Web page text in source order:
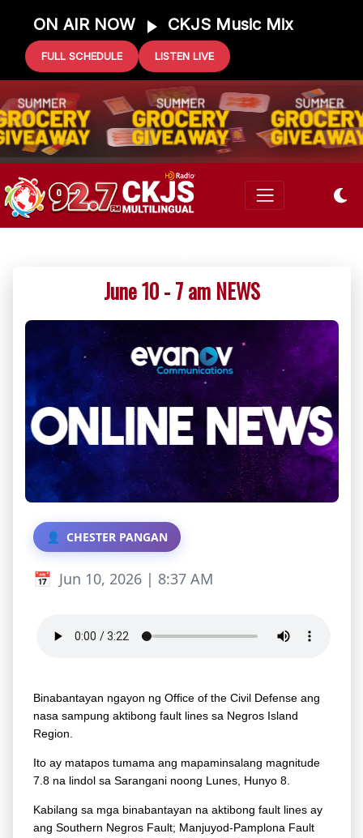
ON AIR NOW CKJS Music Mix
FULL SCHEDULE LISTEN LIVE
June 10 - 7 am NEWS
CHESTER PANGAN
Jun 10, 2026 | 8:37 AM
Binabantayan ngayon ng Office of the Civil Defense ang
nasa sampung aktibong fault lines sa Negros Island
Region.
Ito ay matapos tumama ang mapaminsalang magnitude
7.8 na lindol sa Sarangani noong Lunes, Hunyo 8.
Kabilang sa mga binabantayan na aktibong fault lines ay
ang Southern Negros Fault; Manjuyod-Pamplona Fault